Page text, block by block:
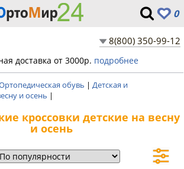
0
8(800) 350-99-12
доставка от 3000р. подробнее
обувь | Детская и
и осень |
кроссовки детские на весну
и осень